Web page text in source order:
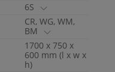
6S
CR, WG, WM,
BM
1700 x 750 x
600 mm (l x w x
h)